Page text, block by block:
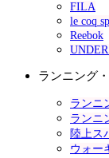
FILA
le coq
Reebok
ランニング
ランニ
ランニ
陸上ス
ウォー